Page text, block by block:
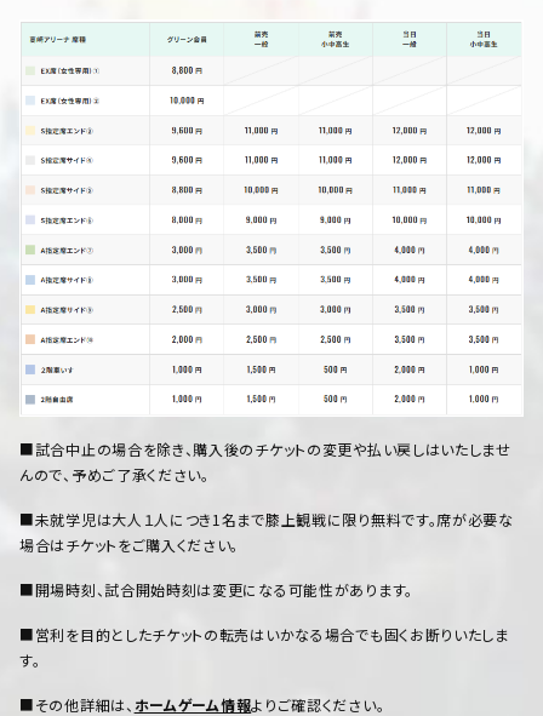
■試合中止の場合を除き、購入後のチケットの変更や払い戻しはいたしませ
んので、予めご了承ください。
■未就学児は大人１人につき1名まで膝上観戦に限り無料です。席が必要な
場合はチケットをご購入ください。
■開場時刻、試合開始時刻は変更になる可能性があります。
■営利を目的としたチケットの転売はいかなる場合でも固くお断りいたしま
す。
■その他詳細は、 ホームゲーム情報よりご確認ください。